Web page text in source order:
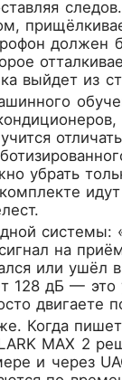
должен
выйдет из
убрать
системы:
на
или ушёл
128 дБ —
двигаете
Когда
MAX 2
и через